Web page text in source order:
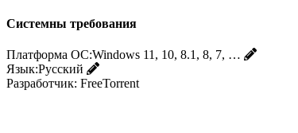
Системны требования
Платформа ОС:Windows 11, 10, 8.1, 8, 7, …
Язык:Русский
Разработчик: FreeTorrent